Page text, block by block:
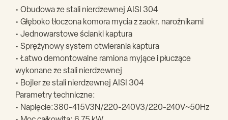
• Obudowa ze stali nierdzewnej AISI 304
• Głęboko tłoczona komora mycia z zaokr. narożnikami
• Jednowarstowe ścianki kaptura
• Sprężynowy system otwierania kaptura
• Łatwo demontowalne ramiona myjące i płuczące
wykonane ze stali nierdzewnej
• Bojler ze stali nierdzewnej AISI 304
Parametry techniczne:
• Napięcie:380-415V3N/220-240V3/220-240V~50Hz